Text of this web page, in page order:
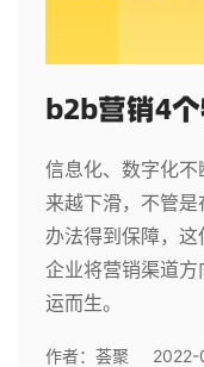
b2b营销4
信息化、数字化
来越下滑，不管
办法得到保障，
企业将营销渠道
运而生。
作者： 荟聚 2022-